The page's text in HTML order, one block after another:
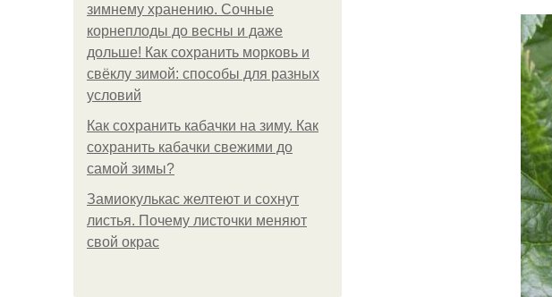
зимнему хранению. Сочные
корнеплоды до весны и даже
дольше! Как сохранить морковь и
свёклу зимой: способы для разных
условий
Как сохранить кабачки на зиму. Как
сохранить кабачки свежими до
самой зимы?
Замиокулькас желтеют и сохнут
листья. Почему листочки меняют
свой окрас